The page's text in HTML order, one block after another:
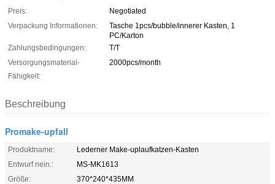
Preis:
Negotiated
Verpackung Informationen:
Tasche 1pcs/bubble/innerer Kasten, 1
PC/Karton
Zahlungsbedingungen:
T/T
Versorgungsmaterial-
Fähigkeit:
2000pcs/month
Beschreibung
Promake-upfall
Produktname:
Lederner Make-uplaufkatzen-Kasten
Entwurf nein.:
MS-MK1613
Größe:
370*240*435MM